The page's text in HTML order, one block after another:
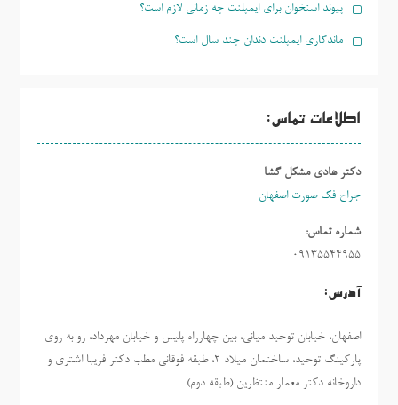
پیوند استخوان برای ایمپلنت چه زمانی لازم است؟
ماندگاری ایمپلنت دندان چند سال است؟
اطلاعات تماس:
دکتر هادی مشکل گشا
جراح فک صورت اصفهان
شماره تماس:
09135544955
آدرس:
اصفهان، خیابان توحید میانی، بین چهارراه پلیس و خیابان مهرداد، رو به روی
پارکینگ توحید، ساختمان میلاد ٢، طبقه فوقانی مطب دکتر فریبا اشتری و
داروخانه دکتر معمار منتظرین (طبقه دوم)